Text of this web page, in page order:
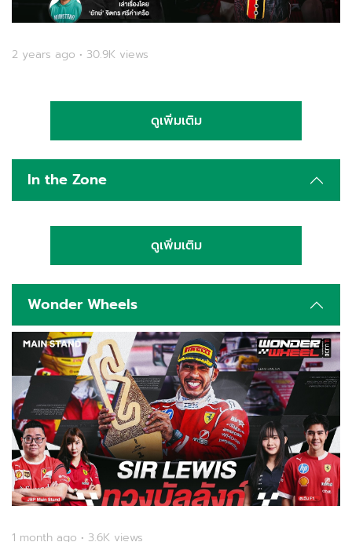
2 years ago • 30.9K views
ดูเพิ่มเติม
In the Zone
ดูเพิ่มเติม
Wonder Wheels
1 month ago • 3.6K views